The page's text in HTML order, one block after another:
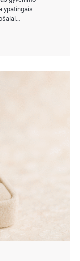
ypatingais